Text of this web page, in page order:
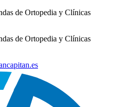
de Ortopedia y Clínicas
de Ortopedia y Clínicas